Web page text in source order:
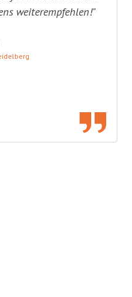
weiterempfehlen!"